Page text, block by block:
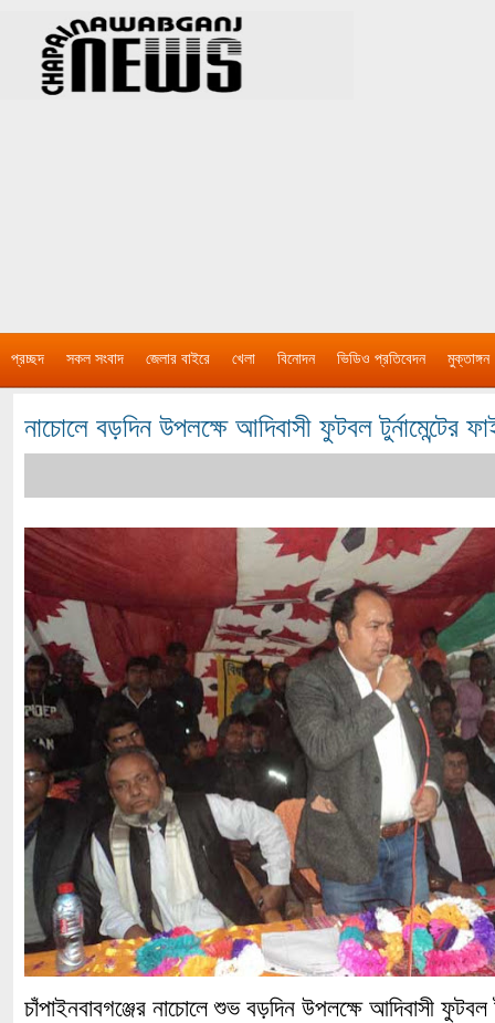
প্রচ্ছদ সকল সংবাদ জেলার বাইরে খেলা বিনোদন ভিডিও প্রতিবেদন মুক্তাঙ্গন
নাচোলে বড়দিন উপলক্ষে আদিবাসী ফুটবল টুর্নামেন্টের
চাঁপাইনবাবগঞ্জের নাচোলে শুভ বড়দিন উপলক্ষে আদিবাসী ফুটবল